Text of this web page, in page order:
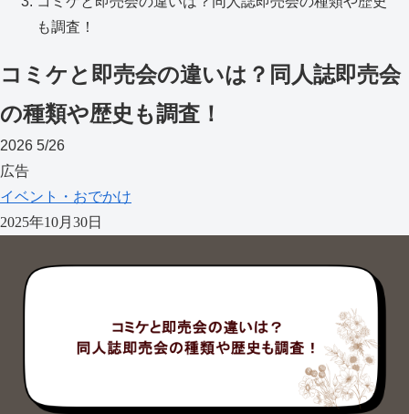
も調査！
コミケと即売会の違いは？同人誌即売会
の種類や歴史も調査！
2026 5/26
広告
イベント・おでかけ
2025年10月30日